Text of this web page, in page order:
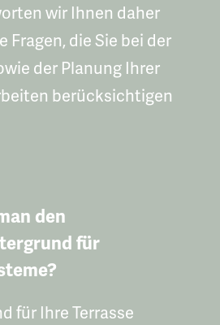
wir Ihnen daher
Fragen, die Sie bei der
der Planung Ihrer
berücksichtigen
den
für
für Ihre Terrasse